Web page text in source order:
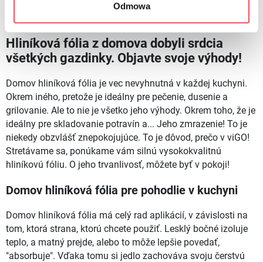
Odmowa
Hliníková fólia z domova dobyli srdcia
všetkých gazdinky. Objavte svoje výhody!
Domov hliníková fólia je vec nevyhnutná v každej kuchyni.
Okrem iného, pretože je ideálny pre pečenie, dusenie a
grilovanie. Ale to nie je všetko jeho výhody. Okrem toho, že je
ideálny pre skladovanie potravín a... Jeho zmrazenie! To je
niekedy obzvlášť znepokojujúce. To je dôvod, prečo v viGO!
Stretávame sa, ponúkame vám silnú vysokokvalitnú
hliníkovú fóliu. O jeho trvanlivosť, môžete byť v pokoji!
Domov hliníková fólia pre pohodlie v kuchyni
Domov hliníková fólia má celý rad aplikácií, v závislosti na
tom, ktorá strana, ktorú chcete použiť. Lesklý bočné izoluje
teplo, a matný prejde, alebo to môže lepšie povedať,
"absorbuje". Vďaka tomu si jedlo zachováva svoju čerstvú